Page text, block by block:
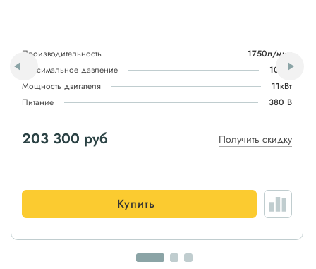
Производительность
1750л/мин
Максимальное давление
10атм
Мощность двигателя
11кВт
Питание
380 В
203 300 руб Получить скидку
Купить